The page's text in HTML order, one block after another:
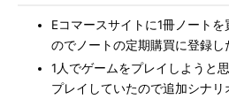
Eコマースサイトに1冊ノート
のでノートの定期購買に登録し
1人でゲームをプレイしようと
プレイしていたので追加シナリ